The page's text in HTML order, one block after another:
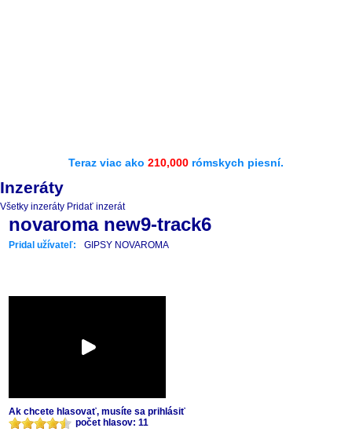
Teraz viac ako 210,000 rómskych piesní.
Inzeráty
Všetky inzeráty Pridať inzerát
novaroma new9-track6
Pridal užívateľ: GIPSY NOVAROMA
Ak chcete hlasovať, musíte sa prihlásiť
počet hlasov: 11